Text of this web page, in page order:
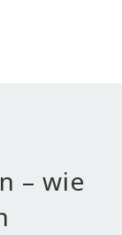
– wie